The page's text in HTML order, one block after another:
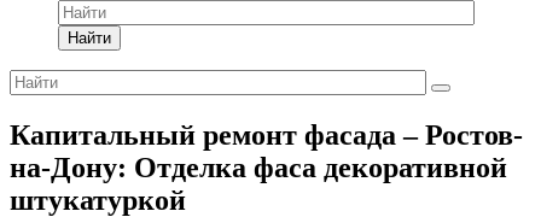
Найти
Капитальный ремонт фасада – Ростов-
на-Дону: Отделка фаса декоративной
штукатуркой